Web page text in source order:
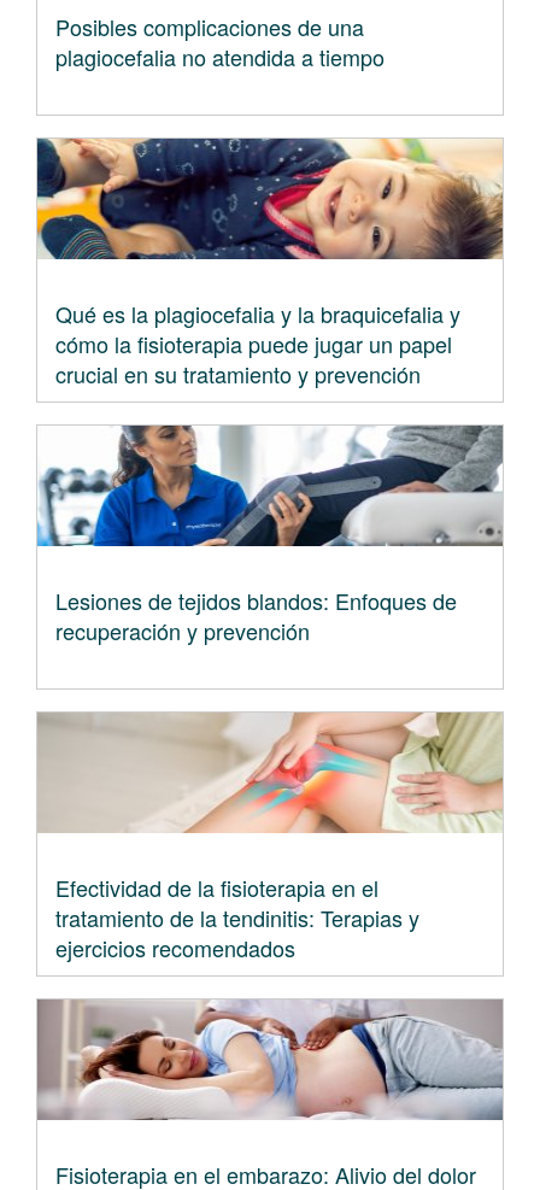
Posibles complicaciones de una
plagiocefalia no atendida a tiempo
Qué es la plagiocefalia y la braquicefalia y
cómo la fisioterapia puede jugar un papel
crucial en su tratamiento y prevención
Lesiones de tejidos blandos: Enfoques de
recuperación y prevención
Efectividad de la fisioterapia en el
tratamiento de la tendinitis: Terapias y
ejercicios recomendados
Fisioterapia en el embarazo: Alivio del dolor